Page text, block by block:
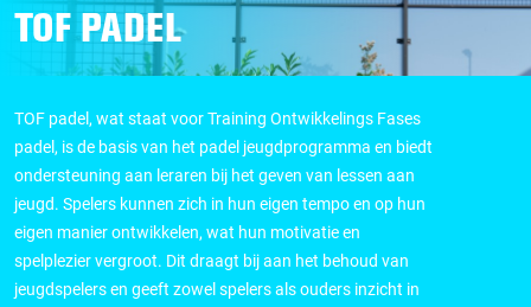
TOF PADEL
TOF padel, wat staat voor Training Ontwikkelings Fases
padel, is de basis van het padel jeugdprogramma en biedt
ondersteuning aan leraren bij het geven van lessen aan
jeugd. Spelers kunnen zich in hun eigen tempo en op hun
eigen manier ontwikkelen, wat hun motivatie en
spelplezier vergroot. Dit draagt bij aan het behoud van
jeugdspelers en geeft zowel spelers als ouders inzicht in